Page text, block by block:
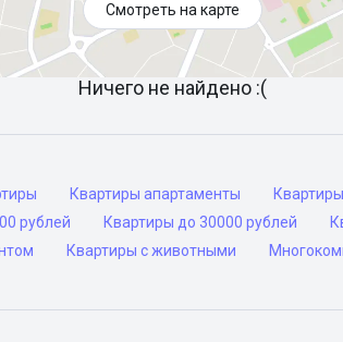
Смотреть на карте
Ничего не найдено :(
Квартиры апартаменты
рублей Квартиры до 30000 рублей
Квартиры с животными